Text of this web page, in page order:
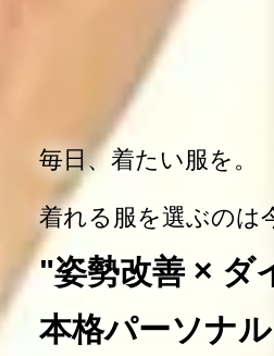
毎日、着たい服を。
着れる服を選ぶのは
"姿勢改善 × ダ
本格パーソナ